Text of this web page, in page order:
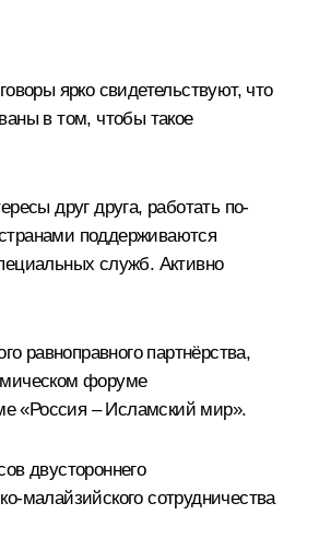
ярко свидетельствуют, что
в том, чтобы такое
друг друга, работать по-
поддерживаются
служб. Активно
равноправного партнёрства,
форуме
«Россия – Исламский мир».
двустороннего
малайзийского сотрудничества